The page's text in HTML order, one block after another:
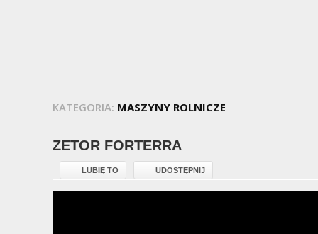
KATEGORIA: MASZYNY ROLNICZE
ZETOR FORTERRA
LUBIĘ TO UDOSTĘPNIJ